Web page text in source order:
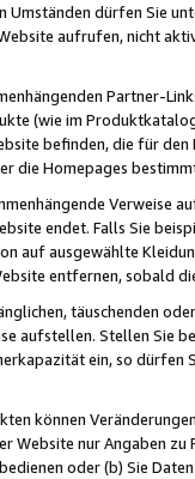
Umständen dürfen Sie
aufrufen, nicht
Partner-
(wie im
befinden, die für
die Homepages
endet. Falls Sie
auf ausgewählte
entfernen, sobald
täuschenden
aufstellen. Stellen Sie
ein, so dürfen
können
Website nur Angaben
oder (b) Sie